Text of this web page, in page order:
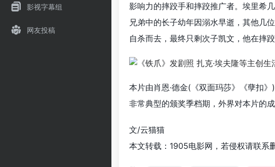
影视字幕组
网友投稿
影响力的摔跤手和摔跤推广者。埃里希
兄弟中的长子幼年因溺水早逝，其他几
自杀而去，最终只剩次子凯文，他在摔
本片由肖恩·德金(《双面玛莎》《孽扣
非常典型的颁奖季档期，外界对本片的成
文/云猫猫
本文转载：1905电影网，若侵权请联系